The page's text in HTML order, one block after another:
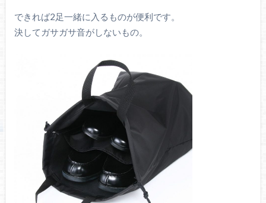
できれば2足一緒に入るものが便利です。
決してガサガサ音がしないもの。